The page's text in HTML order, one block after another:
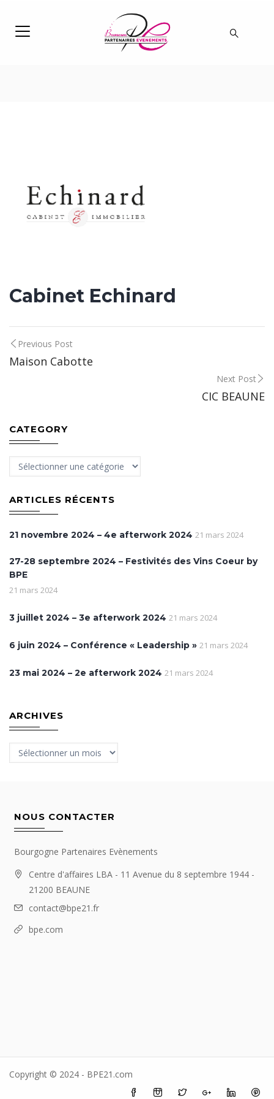
Cabinet Echinard
Post
navigation
Previous Post
Maison Cabotte
Next Post
CIC BEAUNE
CATEGORY
Category
ARTICLES RÉCENTS
21 novembre 2024 – 4e afterwork 2024 21 mars 2024
27-28 septembre 2024 – Festivités des Vins Coeur by
BPE
21 mars 2024
3 juillet 2024 – 3e afterwork 2024 21 mars 2024
6 juin 2024 – Conférence « Leadership » 21 mars 2024
23 mai 2024 – 2e afterwork 2024 21 mars 2024
ARCHIVES
Archives
NOUS CONTACTER
Bourgogne Partenaires Evènements
Centre d'affaires LBA - 11 Avenue du 8 septembre 1944 -
21200 BEAUNE
contact@bpe21.fr
bpe.com
Copyright © 2024 - BPE21.com